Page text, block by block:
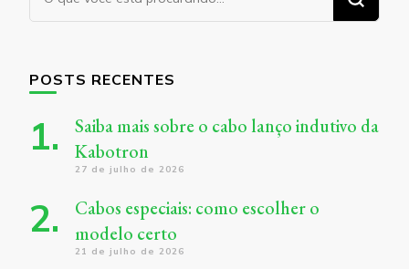
algo?
POSTS RECENTES
Saiba mais sobre o cabo lanço indutivo da
Kabotron
27 de julho de 2026
Cabos especiais: como escolher o
modelo certo
21 de julho de 2026